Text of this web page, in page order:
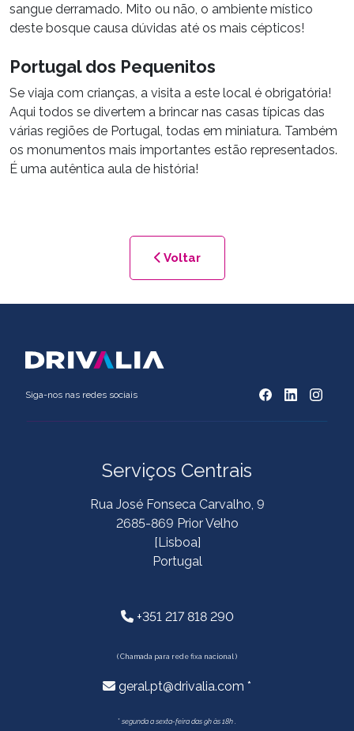
sangue derramado. Mito ou não, o ambiente místico
deste bosque causa dúvidas até os mais cépticos!
Portugal dos Pequenitos
Se viaja com crianças, a visita a este local é obrigatória!
Aqui todos se divertem a brincar nas casas típicas das
várias regiões de Portugal, todas em miniatura. Também
os monumentos mais importantes estão representados.
É uma autêntica aula de história!
Voltar
Siga-nos nas redes sociais
Serviços Centrais
Rua José Fonseca Carvalho, 9
2685-869 Prior Velho
[Lisboa]
Portugal
+351 217 818 290
( Chamada para rede fixa nacional )
geral.pt@drivalia.com *
* segunda a sexta-feira das 9h às 18h .